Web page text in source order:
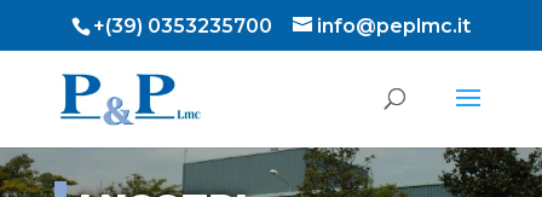
+(39) 0353235700 info@peplmc.it